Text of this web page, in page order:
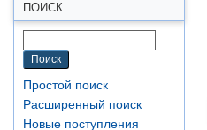
ПОИСК
Простой поиск
Расширенный поиск
Новые поступления